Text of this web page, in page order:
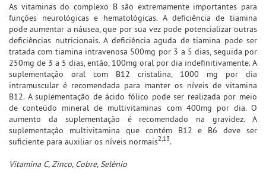
As vitaminas do complexo B são extremamente importantes para
funções neurológicas e hematológicas. A deficiência de tiamina
pode aumentar a náusea, que por sua vez pode potencializar outras
deficiências nutricionais. A deficiência aguda de tiamina pode ser
tratada com tiamina intravenosa 500mg por 3 a 5 dias, seguida por
250mg de 3 a 5 dias, então, 100mg oral por dia indefinitivamente. A
suplementação oral com B12 cristalina, 1000 mg por dia
intramuscular é recomendada para manter os níveis de vitamina
B12. A suplementação de ácido fólico pode ser realizada por meio
de conteúdo mineral de multivitaminas com 400mg por dia. O
aumento da suplementação é recomendado na gravidez. A
suplementação multivitamina que contém B12 e B6 deve ser
suficiente para auxiliar os níveis normais2,13.
Vitamina C, Zinco, Cobre, Selênio